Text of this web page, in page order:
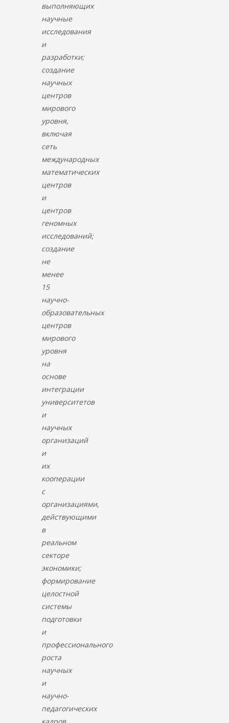
выполняющих
научные
исследования
и
разработки;
создание
научных
центров
мирового
уровня,
включая
сеть
международных
математических
центров
и
центров
геномных
исследований;
создание
не
менее
15
научно-
образовательных
центров
мирового
уровня
на
основе
интеграции
университетов
и
научных
организаций
и
их
кооперации
с
организациями,
действующими
в
реальном
секторе
экономики;
формирование
целостной
системы
подготовки
и
профессионального
роста
научных
и
научно-
педагогических